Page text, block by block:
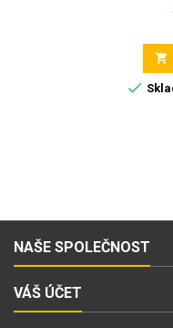


NAŠE SPOLEČNOST
VÁŠ ÚČET